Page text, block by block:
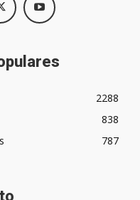
2288
838
787